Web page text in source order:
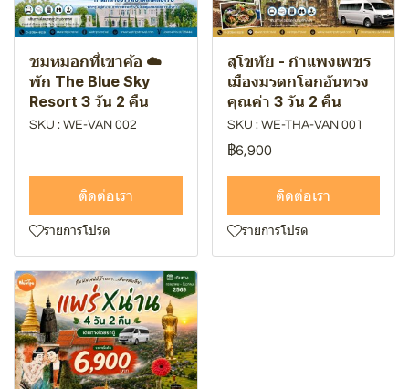
ชมหมอกที่เขาค้อ ☁️
พัก The Blue Sky
Resort 3 วัน 2 คืน
SKU : WE-VAN 002
ติดต่อเรา
รายการโปรด
สุโขทัย - กำแพงเพชร
เมืองมรดกโลกอันทรง
คุณค่า 3 วัน 2 คืน
SKU : WE-THA-VAN 001
฿6,900
ติดต่อเรา
รายการโปรด